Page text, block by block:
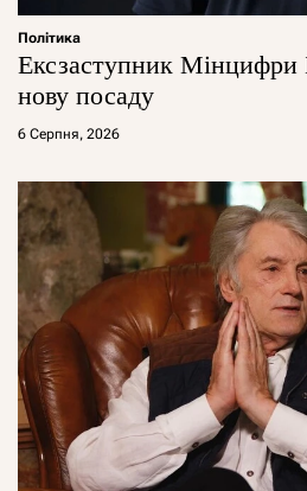
Політика
Ексзаступник Мінцифри
нову посаду
6 Серпня, 2026